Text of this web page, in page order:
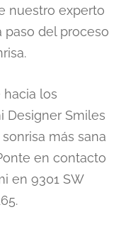
nuestro experto
paso del proceso
los
Designer Smiles
más sana
en contacto
en 9301 SW